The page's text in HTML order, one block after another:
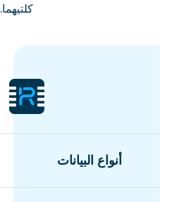
كلتيهما.
أنواع البيانات